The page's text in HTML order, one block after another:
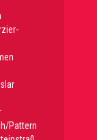
Pattern